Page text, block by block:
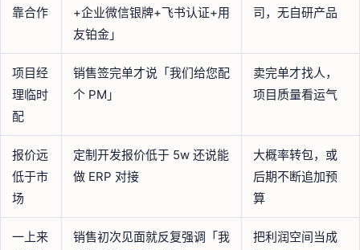
靠合作
+企业微信银牌+飞书认证+用
友铂金」
司，无自研产品
项目经
理临时
配
销售签完单才说「我们给您配
个 PM」
卖完单才找人，
项目质量看运气
报价远
低于市
场
定制开发报价低于 5w 还说能
做 ERP 对接
大概率转包，或
后期不断追加预
算
一上来
销售初次见面就反复强调「我
把利润空间当成